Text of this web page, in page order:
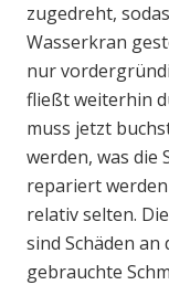
zugedreht,
Wasserkran
nur
fließt weiterhin
muss jetzt
werden, was die
repariert
relativ selten.
sind Schäden
gebrauchte